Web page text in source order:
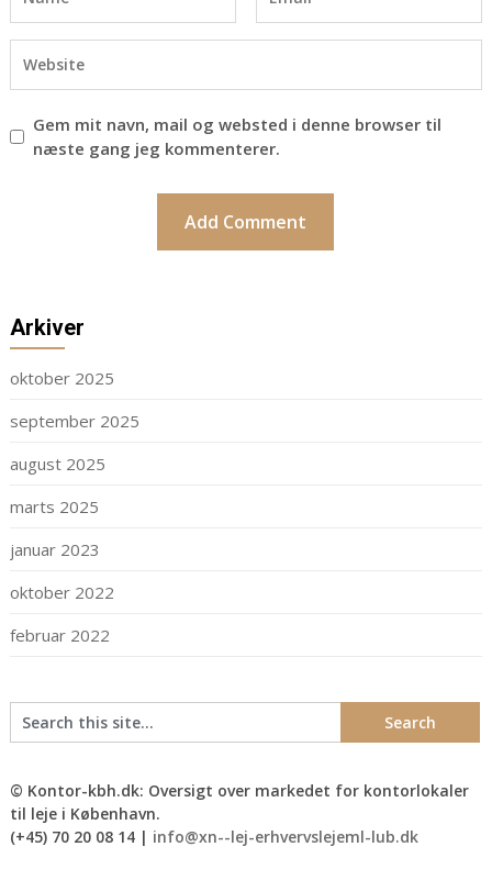
Gem mit navn, mail og websted i denne browser til
næste gang jeg kommenterer.
Arkiver
oktober 2025
september 2025
august 2025
marts 2025
januar 2023
oktober 2022
februar 2022
© Kontor-kbh.dk: Oversigt over markedet for kontorlokaler
til leje i København.
(+45) 70 20 08 14 | info@xn--lej-erhvervslejeml-lub.dk